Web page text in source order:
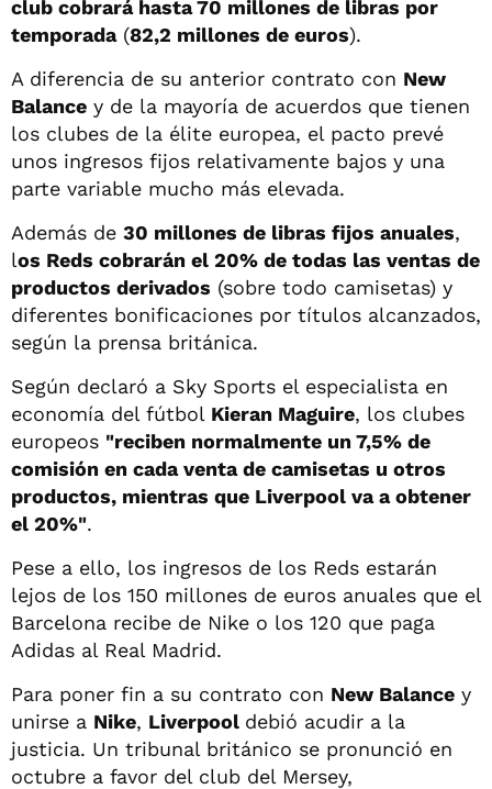
club cobrará hasta 70 millones de libras por
temporada(82,2 millones de euros).
A diferencia de su anterior contrato con New
Balance y de la mayoría de acuerdos que tienen
los clubes de la élite europea, el pacto prevé
unos ingresos fijos relativamente bajos y una
parte variable mucho más elevada.
Además de 30 millones de libras fijos anuales,
los Reds cobrarán el 20% de todas las ventas de
productos derivados (sobre todo camisetas) y
diferentes bonificaciones por títulos alcanzados,
según la prensa británica.
Según declaró a Sky Sports el especialista en
economía del fútbol Kieran Maguire, los clubes
europeos "reciben normalmente un 7,5% de
comisión en cada venta de camisetas u otros
productos, mientras que Liverpool va a obtener
el 20%".
Pese a ello, los ingresos de los Reds estarán
lejos de los 150 millones de euros anuales que el
Barcelona recibe de Nike o los 120 que paga
Adidas al Real Madrid.
Para poner fin a su contrato con New Balance y
unirse a Nike, Liverpool debió acudir a la
justicia. Un tribunal británico se pronunció en
octubre a favor del club del Mersey,